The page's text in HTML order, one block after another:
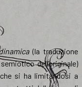
(la traduzione
dell’originale)
si ha limitandosi a